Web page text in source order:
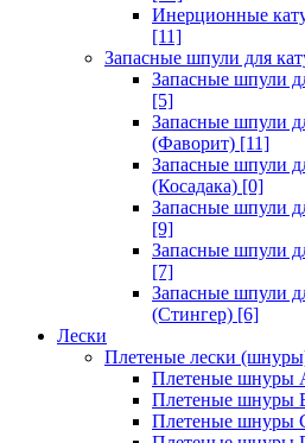
Инерционные
[11]
Запасные шпули для
Запасные шпули
[5]
Запасные шпули
(Фаворит) [11]
Запасные шпули
(Косадака) [0]
Запасные шпули
[9]
Запасные шпули
[7]
Запасные шпули
(Стингер) [6]
Лески
Плетеные лески
Плетеные шнуры
Плетеные шнуры
Плетеные шнуры